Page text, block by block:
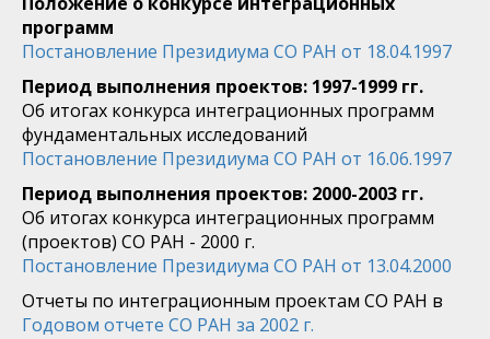
программ
Постановление Президиума СО РАН от 18.04.1997
Период выполнения проектов: 1997-1999 гг.
Об итогах конкурса интеграционных программ
фундаментальных исследований
Постановление Президиума СО РАН от 16.06.1997
Период выполнения проектов: 2000-2003 гг.
Об итогах конкурса интеграционных программ
(проектов) СО РАН - 2000 г.
Постановление Президиума СО РАН от 13.04.2000
Отчеты по интеграционным проектам СО РАН в
Годовом отчете СО РАН за 2002 г.